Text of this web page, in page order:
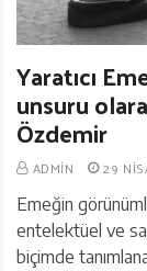
Yaratıcı
unsuru
Özdemir
ADMIN 29
Emeğin
entelektüel ve
biçimde